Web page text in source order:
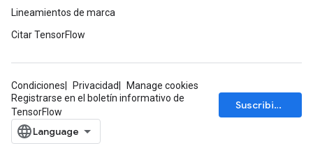
Lineamientos de marca
Citar TensorFlow
Condiciones Privacidad
Manage cookies
Registrarse en el boletín informativo de
TensorFlow
Suscribirse